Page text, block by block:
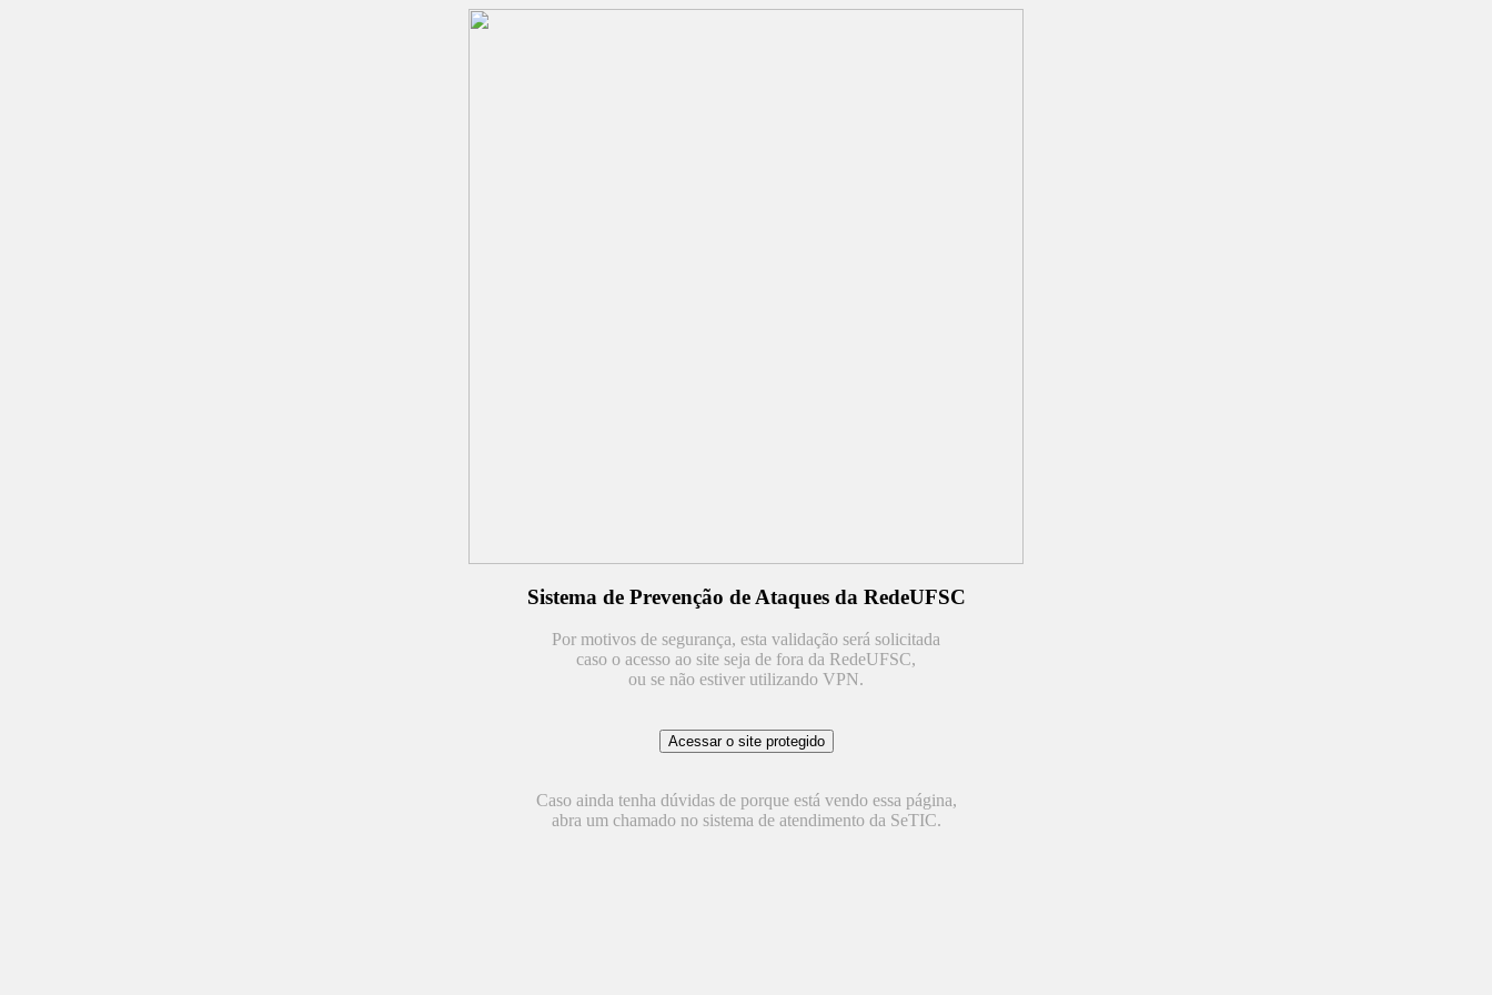
Sistema de Prevenção de Ataques da RedeUFSC
Por motivos de segurança, esta validação será solicitada
caso o acesso ao site seja de fora da RedeUFSC,
ou se não estiver utilizando VPN.
Caso ainda tenha dúvidas de porque está vendo essa página,
abra um chamado no sistema de atendimento da SeTIC.